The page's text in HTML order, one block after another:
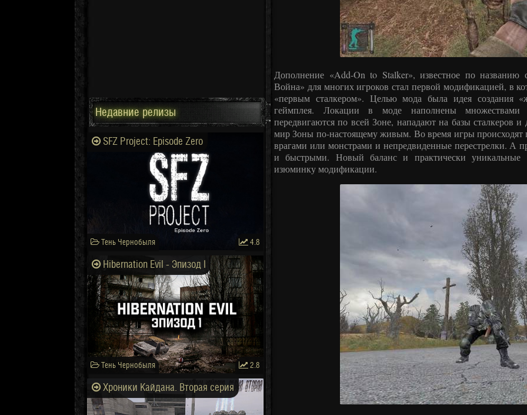
Дополнение «Add-On to Stalker», известное по названию
Война» для многих игроков стал первой модификацией, в
«первым сталкером». Целью мода была идея создания
геймплея. Локации в моде наполнены множествами
передвигаются по всей Зоне, нападают на базы сталкеров
мир Зоны по-настоящему живым. Во время игры происходят
врагами или монстрами и непредвиденные перестрелки. А
и быстрыми. Новый баланс и практически
изюминку модификации.
Недавние релизы
SFZ Project: Episode Zero
Тень Чернобыля 4.8
Hibernation Evil - Эпизод I
Тень Чернобыля 2.8
Хроники Кайдана. Вторая серия